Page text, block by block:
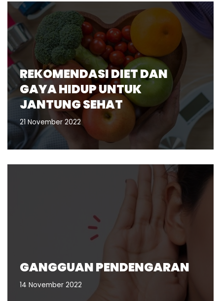
REKOMENDASI DIET DAN
GAYA HIDUP UNTUK
JANTUNG SEHAT
21 November 2022
GANGGUAN PENDENGARAN
14 November 2022